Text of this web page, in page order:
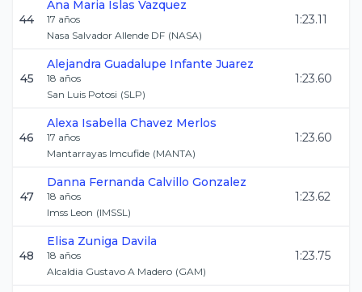
44
Ana Maria Islas Vazquez
17 años
Nasa Salvador Allende DF (NASA)
1:23.11
45
Alejandra Guadalupe Infante Juarez
18 años
San Luis Potosi (SLP)
1:23.60
46
Alexa Isabella Chavez Merlos
17 años
Mantarrayas Imcufide (MANTA)
1:23.60
47
Danna Fernanda Calvillo Gonzalez
18 años
Imss Leon (IMSSL)
1:23.62
48
Elisa Zuniga Davila
18 años
Alcaldia Gustavo A Madero (GAM)
1:23.75